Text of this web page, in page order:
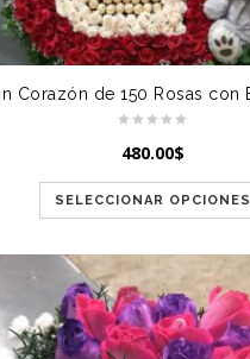
480.00$
SELECCIONAR OPCIONES